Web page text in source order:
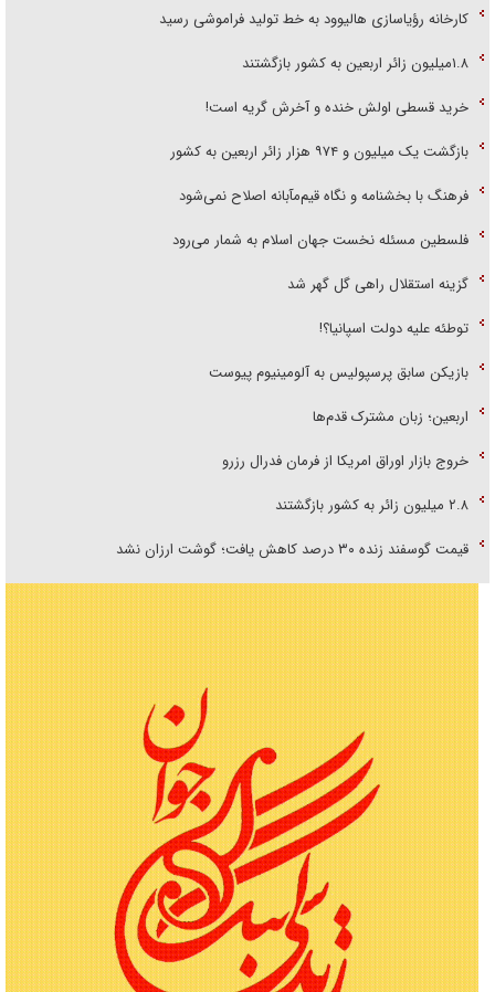
کارخانه رؤیاسازی هالیوود به خط تولید فراموشی رسید
۱.۸میلیون زائر اربعین به کشور بازگشتند
خرید قسطی اولش خنده و آخرش گریه است!
بازگشت یک میلیون و ۹۷۴ هزار زائر اربعین به کشور
فرهنگ با بخشنامه و نگاه قیم‌مآبانه اصلاح نمی‌شود
فلسطین مسئله نخست جهان اسلام به شمار می‌رود
گزینه استقلال راهی گل گهر شد
توطئه علیه دولت اسپانیا؟!
بازیکن سابق پرسپولیس به آلومینیوم پیوست
اربعین؛ زبان مشترک قدم‌ها
خروج بازار اوراق امریکا از فرمان فدرال رزرو
۲.۸ میلیون زائر به کشور بازگشتند
قیمت گوسفند زنده ۳۰ درصد کاهش یافت؛ گوشت ارزان نشد